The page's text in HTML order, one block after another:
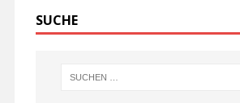
SUCHE